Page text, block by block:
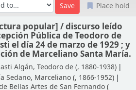
Place hold
popular] /discurso leído
Pública de Teodoro de
el día 24 de marzo de 1929 ; y
de Marceliano Santa María.
Algán, Teodoro de (, 1880-1938)
Sedano, Marceliano (, 1866-1952)
Bellas Artes de San Fernando (